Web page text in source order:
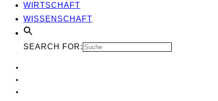
WIRT­SCHAFT
WIS­SEN­SCHAFT
SEARCH FOR: